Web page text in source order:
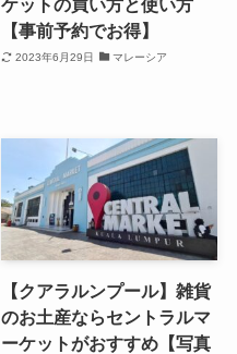
ケットの買い方と使い方
【事前予約でお得】
2023年6月29日 マレーシア
【クアラルンプール】雑貨
のお土産ならセントラルマ
ーケットがおすすめ【写真